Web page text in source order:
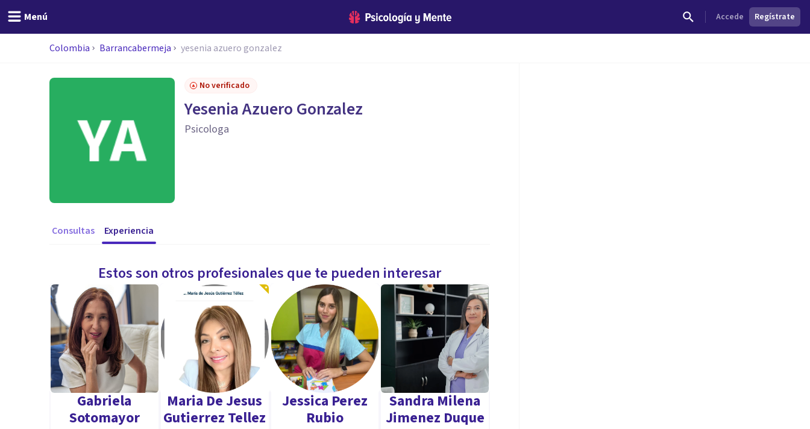
Menú Accede Regístrate
Colombia Barrancabermeja yesenia azuero gonzalez
No verificado
Yesenia Azuero Gonzalez
Psicologa
Consultas Experiencia
Estos son otros profesionales que te pueden interesar
Gabriela
Sotomayor
Maria De Jesus
Gutierrez Tellez
Jessica Perez
Rubio
Sandra Milena
Jimenez Duque